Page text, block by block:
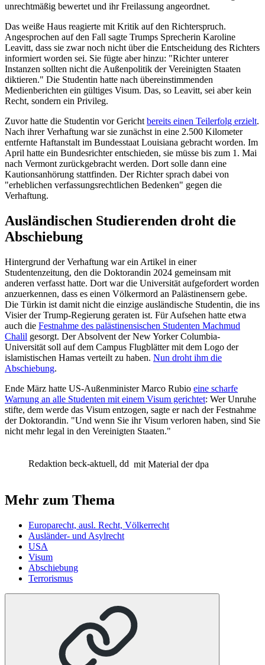
unrechtmäßig bewertet und ihr Freilassung angeordnet.
Das weiße Haus reagierte mit Kritik auf den Richterspruch.
Angesprochen auf den Fall sagte Trumps Sprecherin Karoline
Leavitt, dass sie zwar noch nicht über die Entscheidung des Richters
informiert worden sei. Sie fügte aber hinzu: "Richter unterer
Instanzen sollten nicht die Außenpolitik der Vereinigten Staaten
diktieren." Die Studentin hatte nach übereinstimmenden
Medienberichten ein gültiges Visum. Das, so Leavitt, sei aber kein
Recht, sondern ein Privileg.
Zuvor hatte die Studentin vor Gericht bereits einen Teilerfolg erzielt.
Nach ihrer Verhaftung war sie zunächst in eine 2.500 Kilometer
entfernte Haftanstalt im Bundesstaat Louisiana gebracht worden. Im
April hatte ein Bundesrichter entschieden, sie müsse bis zum 1. Mai
nach Vermont zurückgebracht werden. Dort solle dann eine
Kautionsanhörung stattfinden. Der Richter sprach dabei von
"erheblichen verfassungsrechtlichen Bedenken" gegen die
Verhaftung.
Ausländischen Studierenden droht die
Abschiebung
Hintergrund der Verhaftung war ein Artikel in einer
Studentenzeitung, den die Doktorandin 2024 gemeinsam mit
anderen verfasst hatte. Dort war die Universität aufgefordert worden
anzuerkennen, dass es einen Völkermord an Palästinensern gebe.
Die Türkin ist damit nicht die einzige ausländische Studentin, die ins
Visier der Trump-Regierung geraten ist. Für Aufsehen hatte etwa
auch die Festnahme des palästinensischen Studenten Machmud
Chalil gesorgt. Der Absolvent der New Yorker Columbia-
Universität soll auf dem Campus Flugblätter mit dem Logo der
islamistischen Hamas verteilt zu haben. Nun droht ihm die
Abschiebung.
Ende März hatte US-Außenminister Marco Rubio eine scharfe
Warnung an alle Studenten mit einem Visum gerichtet: Wer Unruhe
stifte, dem werde das Visum entzogen, sagte er nach der Festnahme
der Doktorandin. "Und wenn Sie ihr Visum verloren haben, sind Sie
nicht mehr legal in den Vereinigten Staaten."
Redaktion beck-aktuell, dd mit Material der dpa
Mehr zum Thema
Europarecht, ausl. Recht, Völkerrecht
Ausländer- und Asylrecht
USA
Visum
Abschiebung
Terrorismus